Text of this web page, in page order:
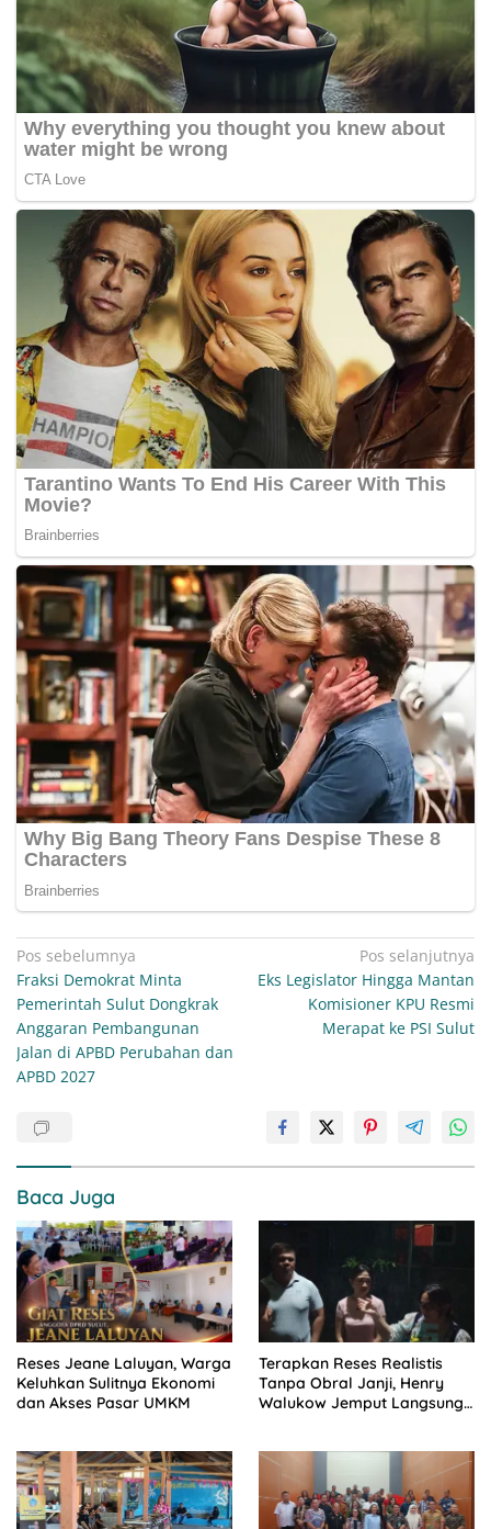
Navigasi
pos
Pos sebelumnya
Fraksi Demokrat Minta
Pemerintah Sulut Dongkrak
Anggaran Pembangunan
Jalan di APBD Perubahan dan
APBD 2027
Pos selanjutnya
Eks Legislator Hingga Mantan
Komisioner KPU Resmi
Merapat ke PSI Sulut
Baca Juga
Reses Jeane Laluyan, Warga
Keluhkan Sulitnya Ekonomi
dan Akses Pasar UMKM
Terapkan Reses Realistis
Tanpa Obral Janji, Henry
Walukow Jemput Langsung